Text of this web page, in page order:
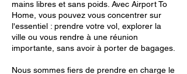
mains libres et sans poids. Avec Airport To
Home, vous pouvez vous concentrer sur
l'essentiel : prendre votre vol, explorer la
ville ou vous rendre à une réunion
importante, sans avoir à porter de bagages.
Nous sommes fiers de prendre en charge le